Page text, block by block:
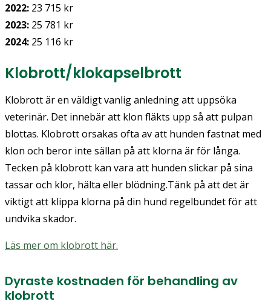
2022: 23 715 kr
2023: 25 781 kr
2024: 25 116 kr
Klobrott/klokapselbrott
Klobrott är en väldigt vanlig anledning att uppsöka
veterinär. Det innebär att klon fläkts upp så att pulpan
blottas. Klobrott orsakas ofta av att hunden fastnat med
klon och beror inte sällan på att klorna är för långa.
Tecken på klobrott kan vara att hunden slickar på sina
tassar och klor, hälta eller blödning.Tänk på att det är
viktigt att klippa klorna på din hund regelbundet för att
undvika skador.
Läs mer om klobrott här.
Dyraste kostnaden för behandling av
klobrott